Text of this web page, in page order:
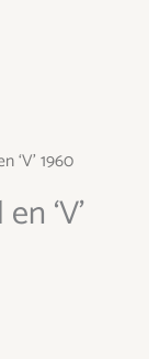
‘V’ 1960
‘V’